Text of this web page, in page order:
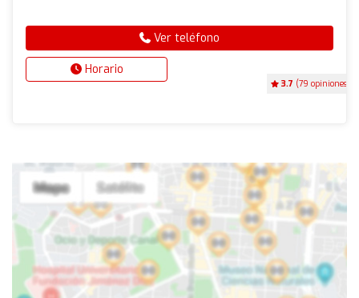
3.7 (79 opiniones)
Ver teléfono
Horario